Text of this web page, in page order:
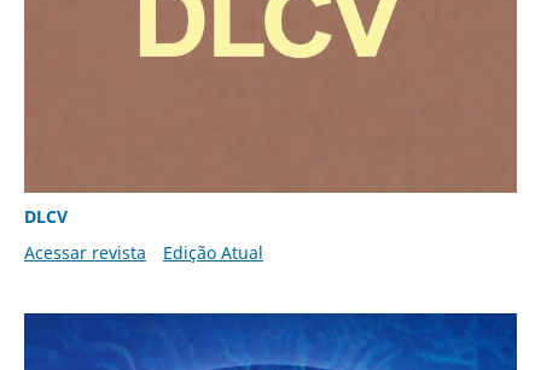
DLCV
Acessar revista
Edição Atual